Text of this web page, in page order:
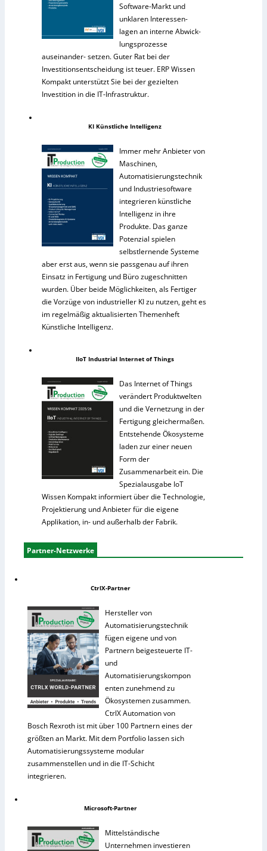
Software-Markt und
unklaren Interessen-
lagen an interne Abwick-
lungsprozesse
auseinander- setzen. Guter Rat bei der
Investitionsentscheidung ist teuer. ERP Wissen
Kompakt unterstützt Sie bei der gezielten
Investition in die IT-Infrastruktur.
KI Künstliche Intelligenz
Immer mehr Anbieter von
Maschinen,
Automatisierungstechnik
und Industriesoftware
integrieren künstliche
Intelligenz in ihre
Produkte. Das ganze
Potenzial spielen
selbstlernende Systeme
aber erst aus, wenn sie passgenau auf ihren
Einsatz in Fertigung und Büro zugeschnitten
wurden. Über beide Möglichkeiten, als Fertiger
die Vorzüge von industrieller KI zu nutzen, geht es
im regelmäßig aktualisierten Themenheft
Künstliche Intelligenz.
IIoT Industrial Internet of Things
Das Internet of Things
verändert Produktwelten
und die Vernetzung in der
Fertigung gleichermaßen.
Entstehende Ökosysteme
laden zur einer neuen
Form der
Zusammenarbeit ein. Die
Spezialausgabe IoT
Wissen Kompakt informiert über die Technologie,
Projektierung und Anbieter für die eigene
Applikation, in- und außerhalb der Fabrik.
Partner-Netzwerke
CtrlX-Partner
Hersteller von
Automatisierungstechnik
fügen eigene und von
Partnern beigesteuerte IT-
und
Automatisierungskompon
enten zunehmend zu
Ökosystemen zusammen.
CtrlX Automation von
Bosch Rexroth ist mit über 100 Partnern eines der
größten an Markt. Mit dem Portfolio lassen sich
Automatisierungssysteme modular
zusammenstellen und in die IT-Schicht
integrieren.
Microsoft-Partner
Mittelständische
Unternehmen investieren